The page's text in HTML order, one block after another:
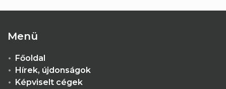
Menü
Főoldal
Hírek, újdonságok
Képviselt cégek